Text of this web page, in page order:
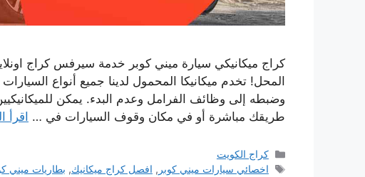
كراج ميكانيكي سيارة ميني كوبر خدمة سيرفس كراج
المحل! تخدم ميكانيكا المحمول لدينا جميع أنواع
وضبطه إلى وظائف الفرامل وعدم البدء. يمكن
طريقك مباشرة أو في مكان وقوف السيارات في …
اقرأ
التصنيفات
كراج الكويت
الوسوم
اخصائي سيارات ميني كوبر , افصل كراج ميكانيك, بطاريات ميني